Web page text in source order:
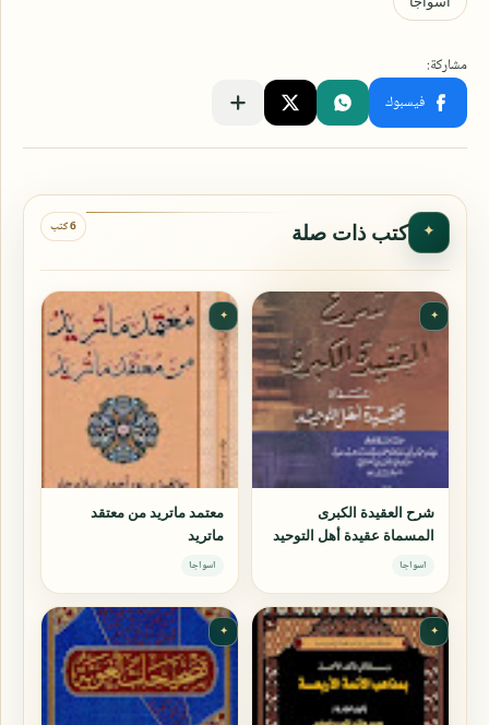
✦ كتب ذات صلة 6 كتب
✦
شرح العقيدة الكبرى
المسماة عقيدة أهل التوحيد
اسواجا
✦
معتمد ماتريد من معتقد
ماتريد
اسواجا
✦
✦